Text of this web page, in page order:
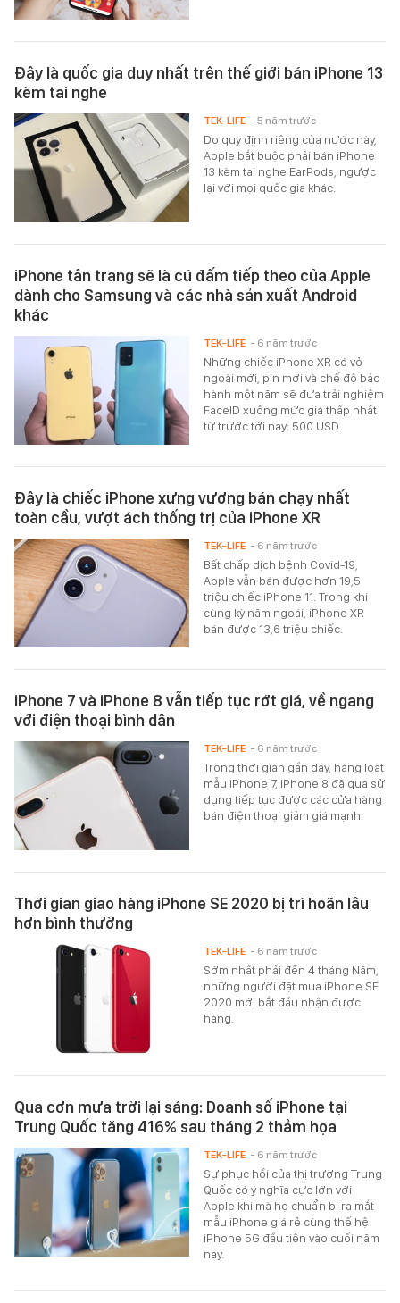
Đây là quốc gia duy nhất trên thế giới bán iPhone 13
kèm tai nghe
Do quy định riêng của nước này,
Apple bắt buộc phải bán iPhone
13 kèm tai nghe EarPods, ngược
lại với mọi quốc gia khác.
TEK-LIFE - 5 năm trước
iPhone tân trang sẽ là cú đấm tiếp theo của Apple
dành cho Samsung và các nhà sản xuất Android
khác
Những chiếc iPhone XR có vỏ
ngoài mới, pin mới và chế độ bảo
hành một năm sẽ đưa trải nghiệm
FaceID xuống mức giá thấp nhất
từ trước tới nay: 500 USD.
TEK-LIFE - 6 năm trước
Đây là chiếc iPhone xưng vương bán chạy nhất
toàn cầu, vượt ách thống trị của iPhone XR
Bất chấp dịch bệnh Covid-19,
Apple vẫn bán được hơn 19,5
triệu chiếc iPhone 11. Trong khi
cùng kỳ năm ngoái, iPhone XR
bán được 13,6 triệu chiếc.
TEK-LIFE - 6 năm trước
iPhone 7 và iPhone 8 vẫn tiếp tục rớt giá, về ngang
với điện thoại bình dân
Trong thời gian gần đây, hàng loạt
mẫu iPhone 7, iPhone 8 đã qua sử
dụng tiếp tục được các cửa hàng
bán điện thoại giảm giá mạnh.
TEK-LIFE - 6 năm trước
Thời gian giao hàng iPhone SE 2020 bị trì hoãn lâu
hơn bình thường
Sớm nhất phải đến 4 tháng Năm,
những người đặt mua iPhone SE
2020 mới bắt đầu nhận được
hàng.
TEK-LIFE - 6 năm trước
Qua cơn mưa trời lại sáng: Doanh số iPhone tại
Trung Quốc tăng 416% sau tháng 2 thảm họa
Sự phục hồi của thị trường Trung
Quốc có ý nghĩa cực lớn với
Apple khi mà họ chuẩn bị ra mắt
mẫu iPhone giá rẻ cùng thế hệ
iPhone 5G đầu tiên vào cuối năm
nay.
TEK-LIFE - 6 năm trước